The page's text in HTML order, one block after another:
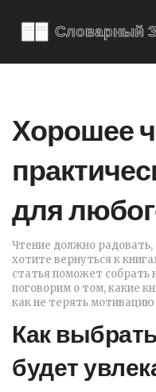
Хорошее
для
Чтение должно
хотите вернуться к
статья поможет
поговорим о том, какие
как не терять мотивацию
Как
будет